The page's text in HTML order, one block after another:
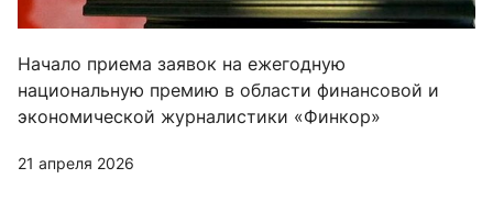
Начало приема заявок на ежегодную
национальную премию в области финансовой и
экономической журналистики «Финкор»
21 апреля 2026